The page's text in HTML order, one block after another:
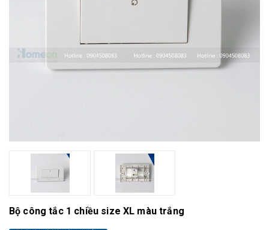
Bộ công tắc 1 chiều size XL màu trắng